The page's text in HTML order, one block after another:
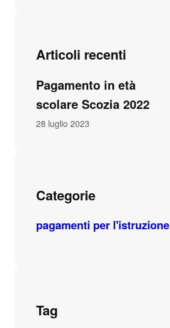
Articoli recenti
Pagamento in età
scolare Scozia 2022
28 luglio 2023
Categorie
pagamenti per l'istruzione
Tag